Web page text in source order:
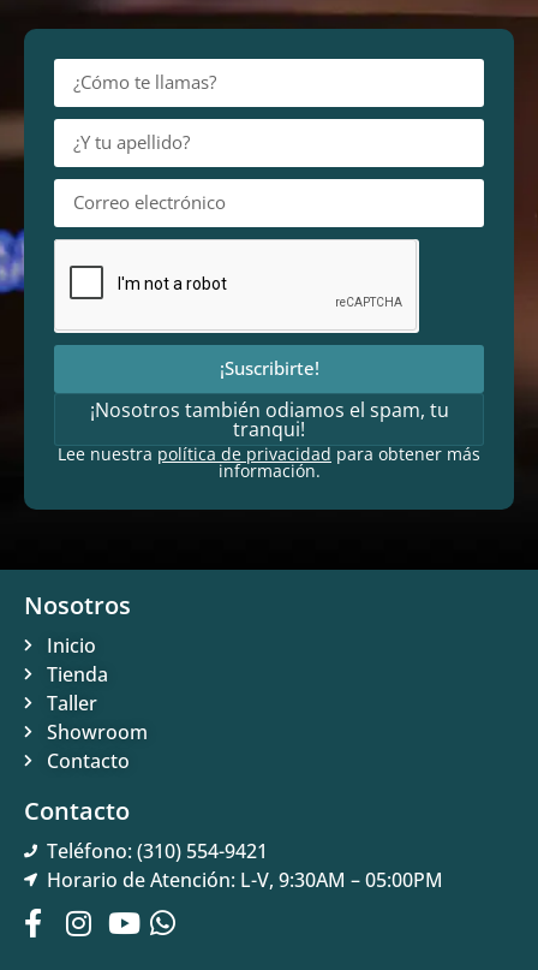
¡Suscribirte!
¡Nosotros también odiamos el spam, tu
tranqui!
Lee nuestrapolítica de privacidadpara obtener más
información.
Nosotros
Inicio
Tienda
Taller
Showroom
Contacto
Contacto
Teléfono: (310) 554-9421
Horario de Atención: L-V, 9:30AM – 05:00PM